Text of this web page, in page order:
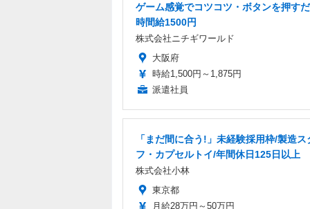
ゲーム感覚でコツコツ・ボタンを押す
時間給1500円
株式会社ニチギワールド
大阪府
時給1,500円～1,875円
派遣社員
「まだ間に合う!」未経験採用枠/製造ス
フ・カプセルトイ/年間休日125日以上
株式会社小林
東京都
月給28万円～50万円